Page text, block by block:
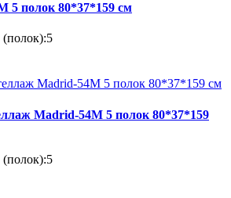
5 полок 80*37*159 см
(полок):5
Madrid-54M 5 полок 80*37*159
(полок):5